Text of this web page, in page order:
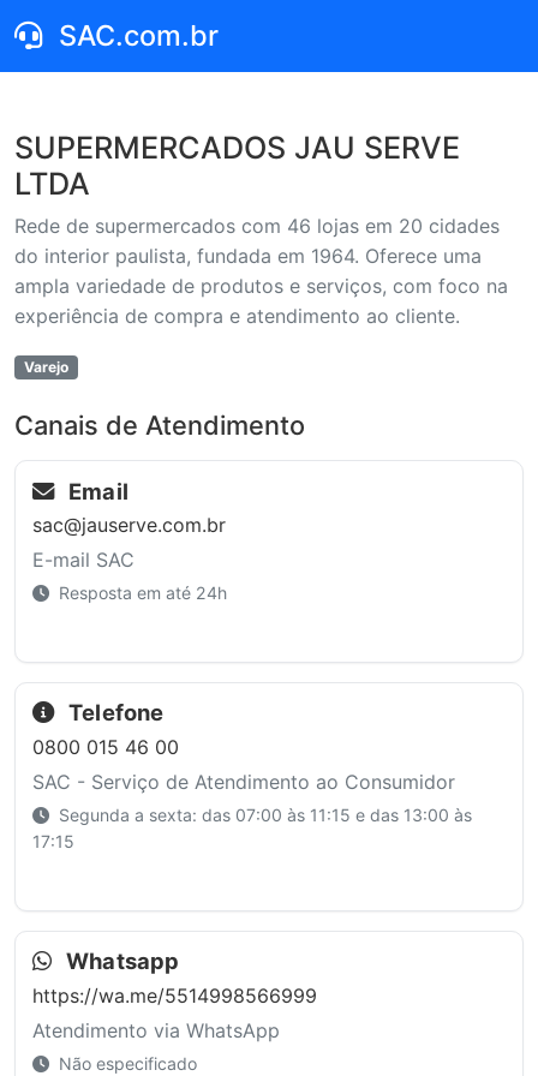
SAC.com.br
SUPERMERCADOS JAU SERVE
LTDA
Rede de supermercados com 46 lojas em 20 cidades
do interior paulista, fundada em 1964. Oferece uma
ampla variedade de produtos e serviços, com foco na
experiência de compra e atendimento ao cliente.
Varejo
Canais de Atendimento
Email
sac@jauserve.com.br
E-mail SAC
Resposta em até 24h
Telefone
0800 015 46 00
SAC - Serviço de Atendimento ao Consumidor
Segunda a sexta: das 07:00 às 11:15 e das 13:00 às
17:15
Whatsapp
https://wa.me/5514998566999
Atendimento via WhatsApp
Não especificado